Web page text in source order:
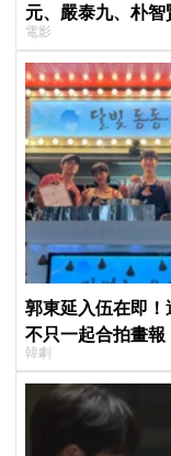
元、嚴泰九、朴智
曲《Love Is》超洗
電影
郭東延入伍在即
不只一起合拍畫
韓劇